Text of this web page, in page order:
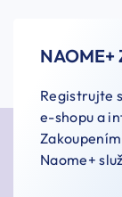
NAOME+
Registrujte
e-shopu a
Naome+